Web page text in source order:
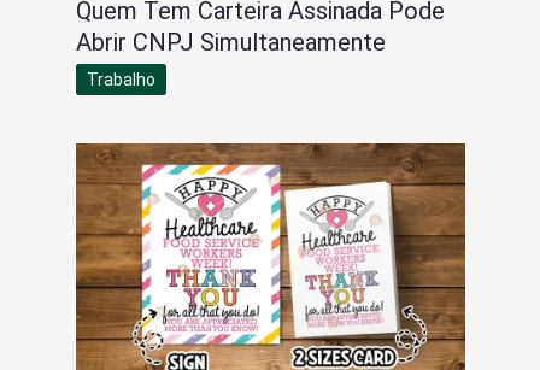
Quem Tem Carteira Assinada Pode
Abrir CNPJ Simultaneamente
Trabalho